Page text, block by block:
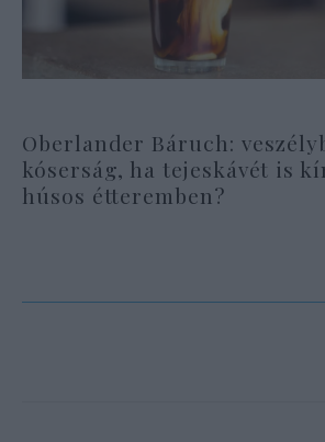
Oberlander Báruch:
kóserság, ha tejeskávét is
húsos étteremben?